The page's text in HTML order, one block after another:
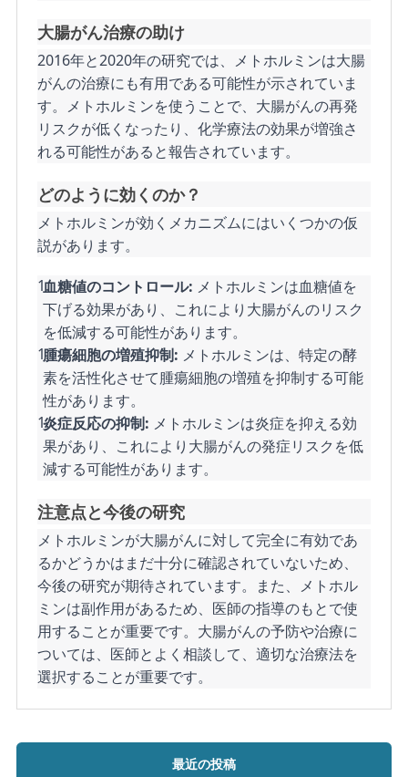
大腸がん治療の助け
2016年と2020年の研究では、メトホルミンは大腸
がんの治療にも有用である可能性が示されていま
す。メトホルミンを使うことで、大腸がんの再発
リスクが低くなったり、化学療法の効果が増強さ
れる可能性があると報告されています。
どのように効くのか？
メトホルミンが効くメカニズムにはいくつかの仮
説があります。
血糖値のコントロール: メトホルミンは血糖値を
下げる効果があり、これにより大腸がんのリスク
を低減する可能性があります。
腫瘍細胞の増殖抑制: メトホルミンは、特定の酵
素を活性化させて腫瘍細胞の増殖を抑制する可能
性があります。
炎症反応の抑制: メトホルミンは炎症を抑える効
果があり、これにより大腸がんの発症リスクを低
減する可能性があります。
注意点と今後の研究
メトホルミンが大腸がんに対して完全に有効であ
るかどうかはまだ十分に確認されていないため、
今後の研究が期待されています。また、メトホル
ミンは副作用があるため、医師の指導のもとで使
用することが重要です。大腸がんの予防や治療に
ついては、医師とよく相談して、適切な治療法を
選択することが重要です。
最近の投稿